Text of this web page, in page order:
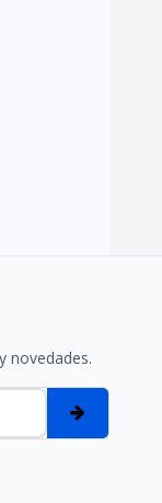
novedades.